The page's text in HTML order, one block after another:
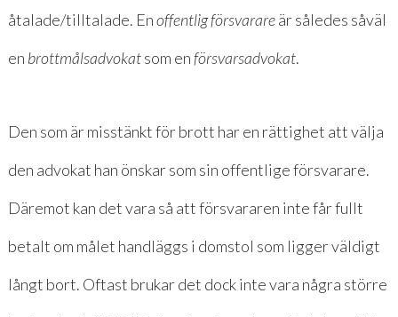
åtalade/tilltalade. Enoffentlig försvarareär således såväl
en brottmålsadvokatsom enförsvarsadvokat.
Den som är misstänkt för brott har en rättighet att välja
den advokat han önskar som sin offentlige försvarare.
Däremot kan det vara så att försvararen inte får fullt
betalt om målet handläggs i domstol som ligger väldigt
långt bort. Oftast brukar det dock inte vara några större